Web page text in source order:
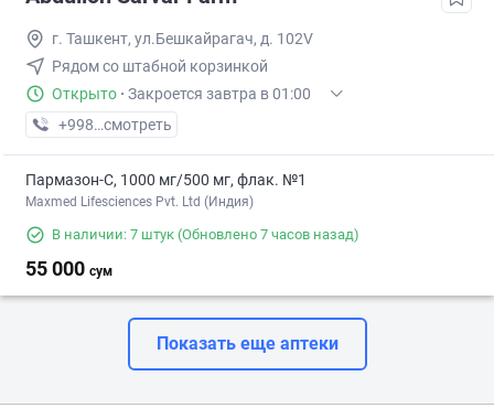
г. Ташкент, ул.Бешкайрагач, д. 102V
Рядом со штабной корзинкой
Открыто · Закроется завтра в 01:00
+998 (97) XXX-XX-XX
смотреть
Пармазон-С, 1000 мг/500 мг, флак. №1
Maxmed Lifesciences Pvt. Ltd (Индия)
В наличии: 7 штук (Обновлено 7 часов назад)
55 000 сум
Показать еще аптеки